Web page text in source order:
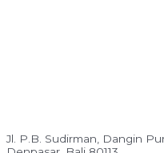
Jl. P.B. Sudirman, Dangin